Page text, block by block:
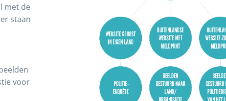
met de
staan
voor